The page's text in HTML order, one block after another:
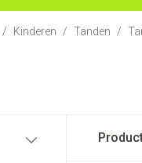
/ Kinderen / Tanden /